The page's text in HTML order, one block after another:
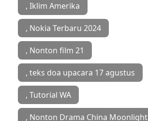
, Iklim Amerika
, Nokia Terbaru 2024
, Nonton film 21
, teks doa upacara 17 agustus
, Tutorial WA
, ‎Nonton Drama China Moonlight